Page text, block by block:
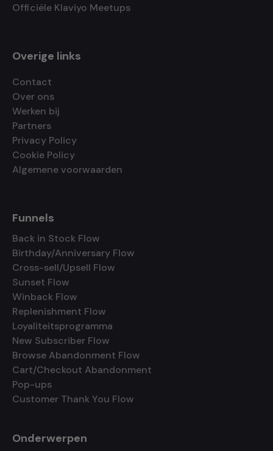
Officiële Klaviyo Meetups
Overige links
Contact
Over ons
Werken bij
Partners
Privacy Policy
Cookie Policy
Algemene voorwaarden
Funnels
Back in Stock Flow
Birthday/Anniversary Flow
Cross-sell/Upsell Flow
Sunset Flow
Winback Flow
Replenishment Flow
Loyaliteitsprogramma
New Subscriber Flow
Browse Abandonment Flow
Cart/Checkout Abandonment
Pop-ups
Customer Thank You Flow
Onderwerpen